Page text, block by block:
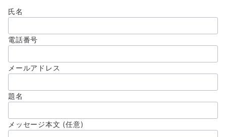
氏名
電話番号
メールアドレス
題名
メッセージ本文 (任意)